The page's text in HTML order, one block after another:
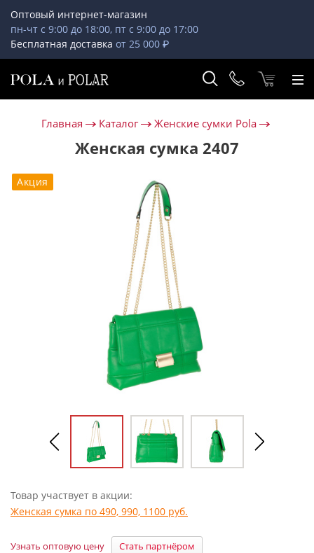
Оптовый интернет-магазин
пн-чт с 9:00 до 18:00, пт с 9:00 до 17:00
Бесплатная доставка от 25 000 ₽
Главная Каталог Женские сумки Pola
Женская сумка 2407
Акция
Товар участвует в акции:
Женская сумка по 490, 990, 1100 руб.
Узнать оптовую цену Стать партнёром